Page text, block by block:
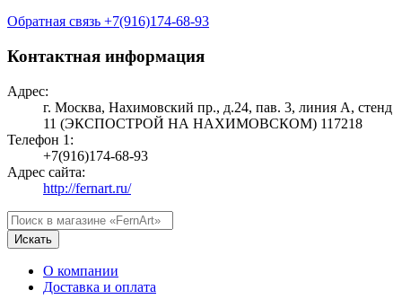
Обратная связь +7(916)174-68-93
Контактная информация
Адрес:
г. Москва, Нахимовский пр., д.24, пав. 3, линия А, стенд
11 (ЭКСПОСТРОЙ НА НАХИМОВСКОМ) 117218
Телефон 1:
+7(916)174-68-93
Адрес сайта:
http://fernart.ru/
Искать
О компании
Доставка и оплата